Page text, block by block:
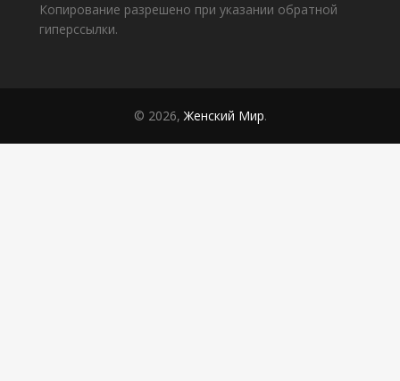
Копирование разрешено при указании обратной
гиперссылки.
© 2026,Женский Мир.